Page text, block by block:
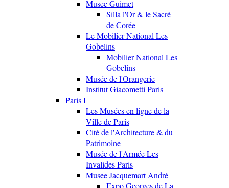
Musee Guimet
Silla l'Or & le Sacré
de Corée
Le Mobilier National Les
Gobelins
Mobilier National Les
Gobelins
Musée de l'Orangerie
Institut Giacometti Paris
Paris I
Les Musées en ligne de la
Ville de Paris
Cité de l'Architecture & du
Patrimoine
Musée de l'Armée Les
Invalides Paris
Musee Jacquemart André